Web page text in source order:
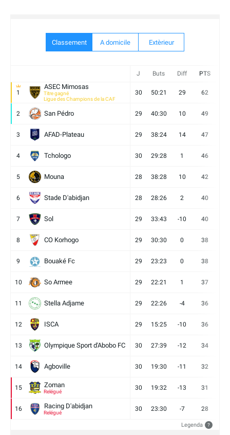
Classement A domicile Extèrieur
J Buts Diff PTS
1
ASEC Mimosas
Titre gagné
Ligue des Champions de la CAF
30 50:21 29 62
2 San Pédro 29 40:30 10 49
3 AFAD-Plateau 29 38:24 14 47
4 Tchologo 30 29:28 1 46
5 Mouna 28 38:28 10 42
6 Stade D'abidjan 28 28:26 2 40
7 Sol 29 33:43 -10 40
8 CO Korhogo 29 30:30 0 38
9 Bouaké Fc 29 23:23 0 38
10 So Armee 29 22:21 1 37
11 Stella Adjame 29 22:26 -4 36
12 ISCA 29 15:25 -10 36
13 Olympique Sport d'Abobo FC 30 27:39 -12 34
14 Agboville 30 19:30 -11 32
15 Zoman
Relégué
30 19:32 -13 31
16 Racing D'abidjan
Relégué
30 23:30 -7 28
Legenda ?